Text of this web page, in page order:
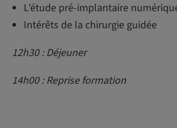
L’étude pré-implantaire
Intérêts de la chirurgie guidée
12h30 : Déjeuner
14h00 : Reprise formation